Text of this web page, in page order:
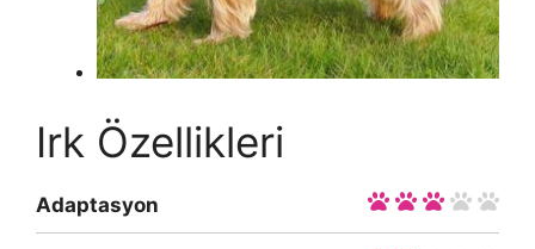
Irk Özellikleri
Adaptasyon